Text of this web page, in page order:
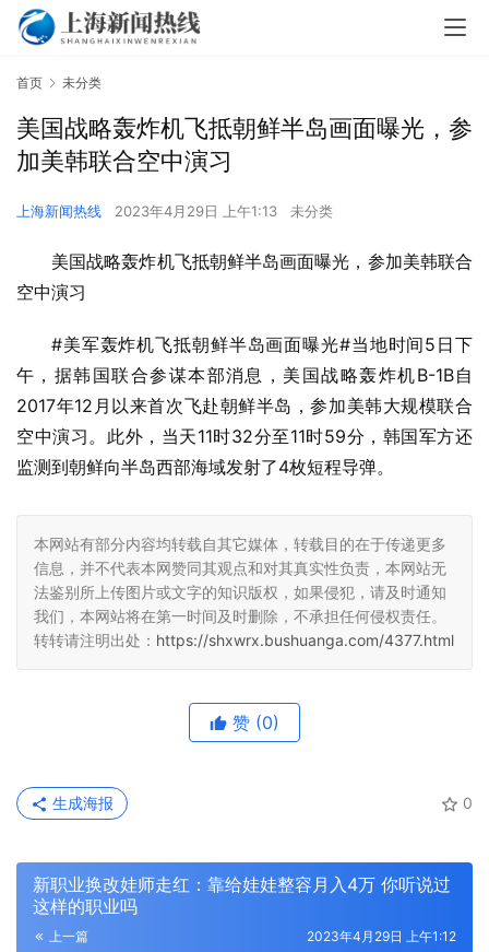
首页 未分类
美国战略轰炸机飞抵朝鲜半岛画面曝光，参
加美韩联合空中演习
上海新闻热线 2023年4月29日 上午1:13 未分类
美国战略轰炸机飞抵朝鲜半岛画面曝光，参加美韩联合
空中演习
#美军轰炸机飞抵朝鲜半岛画面曝光#当地时间5日下
午，据韩国联合参谋本部消息，美国战略轰炸机B-1B自
2017年12月以来首次飞赴朝鲜半岛，参加美韩大规模联合
空中演习。此外，当天11时32分至11时59分，韩国军方还
监测到朝鲜向半岛西部海域发射了4枚短程导弹。
本网站有部分内容均转载自其它媒体，转载目的在于传递更多
信息，并不代表本网赞同其观点和对其真实性负责，本网站无
法鉴别所上传图片或文字的知识版权，如果侵犯，请及时通知
我们，本网站将在第一时间及时删除，不承担任何侵权责任。
转转请注明出处： https://shxwrx.bushuanga.com/4377.html
赞 (0)
0
生成海报
新职业换改娃师走红：靠给娃娃整容月入4万 你听说过
这样的职业吗
上一篇 2023年4月29日 上午1:12